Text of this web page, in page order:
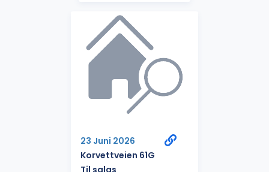
23 Juni 2026
Korvettveien 61G